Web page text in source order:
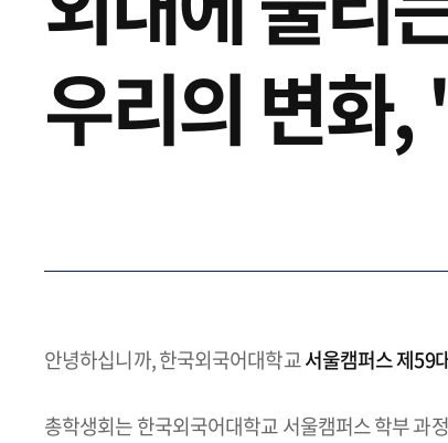
우리의 변화
안녕하십니까, 한국외국어대학교서울캠퍼스 제59
총학생회는 한국외국어대학교 서울캠퍼스 학부 과